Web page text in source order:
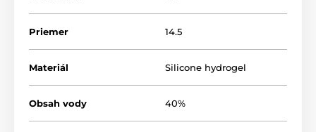
Priemer 14.5
Materiál Silicone hydrogel
Obsah vody 40%